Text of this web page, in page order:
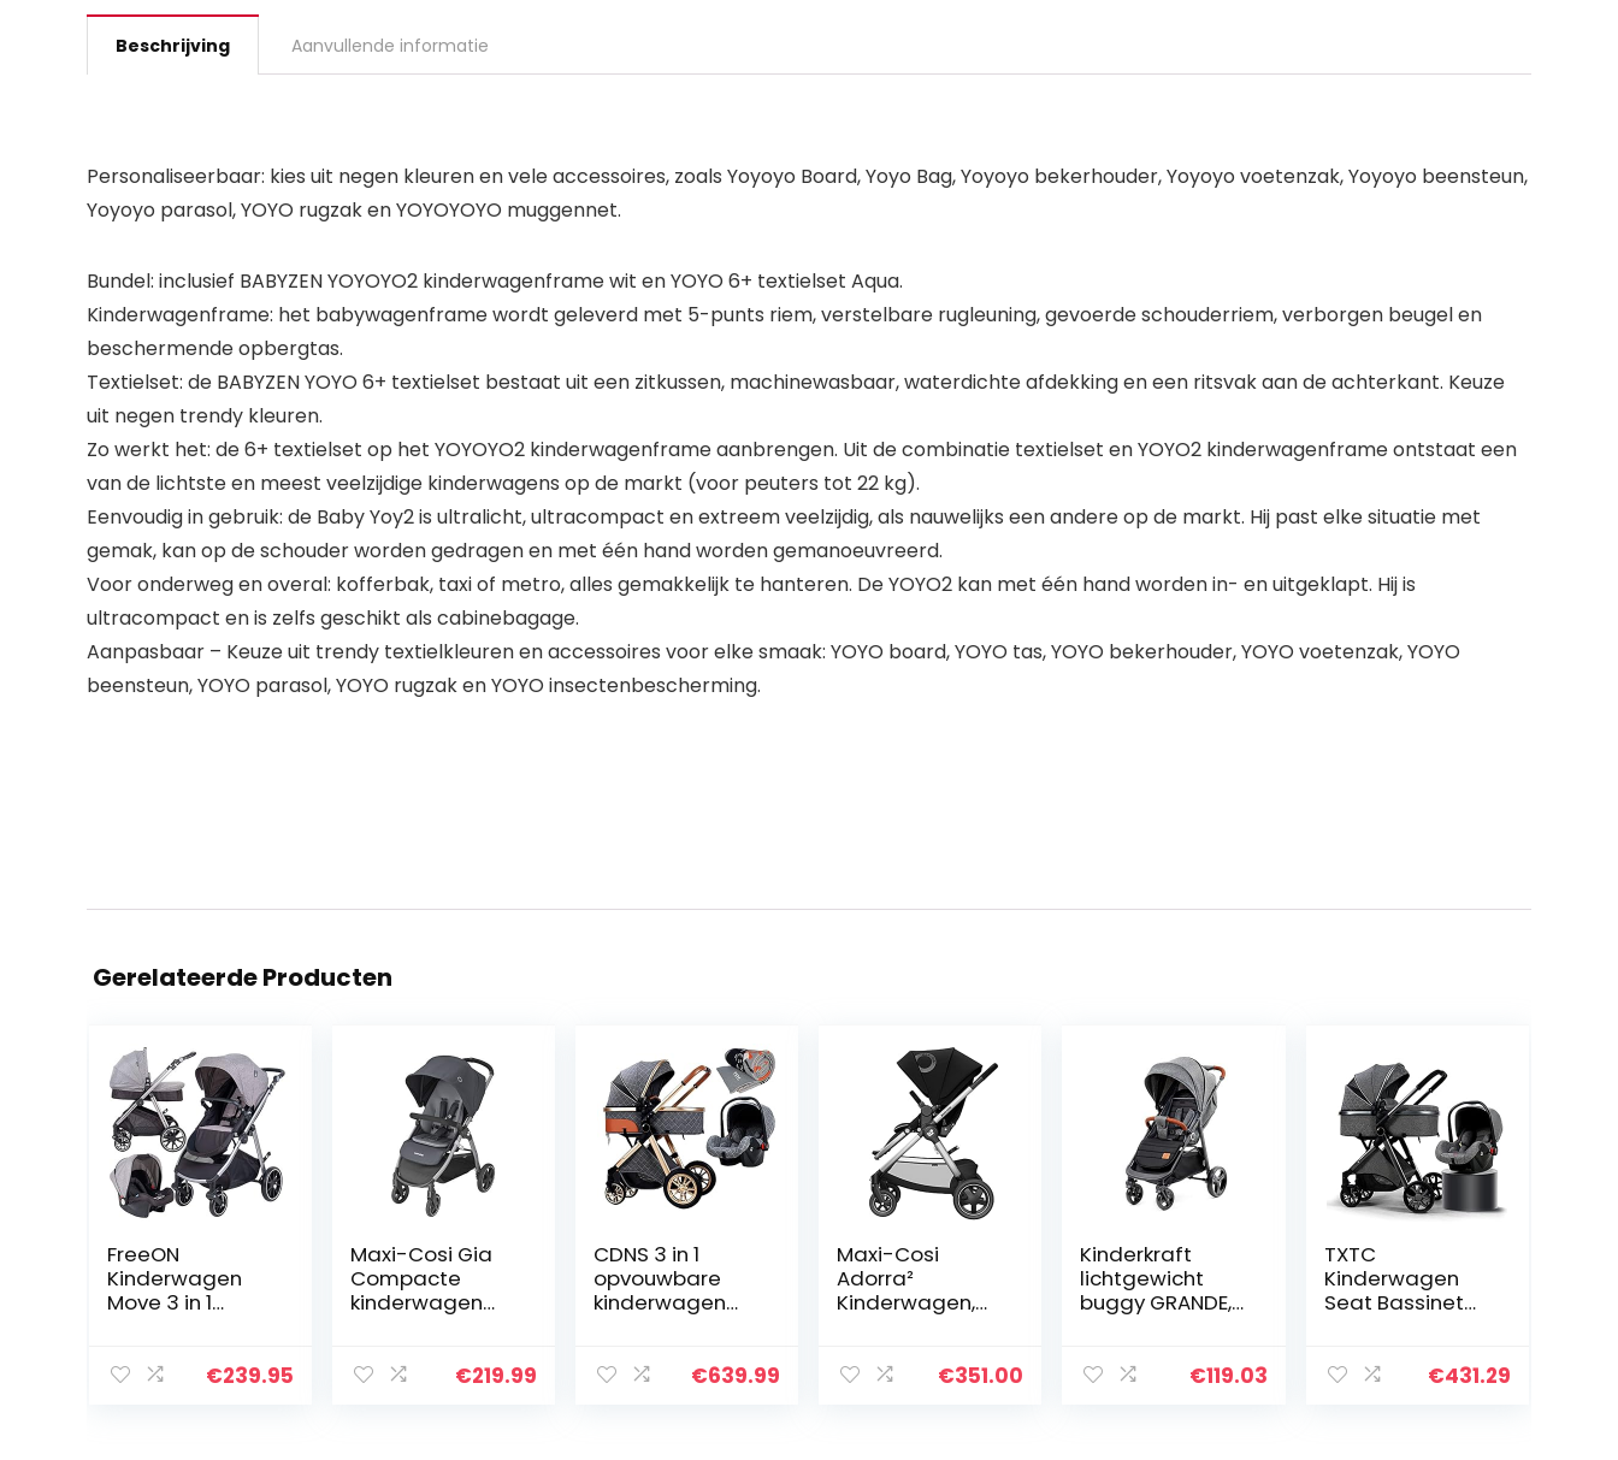
Beschrijving Aanvullende informatie
Personaliseerbaar: kies uit negen kleuren en vele accessoires, zoals Yoyoyo Board, Yoyo Bag, Yoyoyo bekerhouder, Yoyoyo voetenzak, Yoyoyo beensteun,
Yoyoyo parasol, YOYO rugzak en YOYOYOYO muggennet.
Bundel: inclusief BABYZEN YOYOYO2 kinderwagenframe wit en YOYO 6+ textielset Aqua.
Kinderwagenframe: het babywagenframe wordt geleverd met 5-punts riem, verstelbare rugleuning, gevoerde schouderriem, verborgen beugel en
beschermende opbergtas.
Textielset: de BABYZEN YOYO 6+ textielset bestaat uit een zitkussen, machinewasbaar, waterdichte afdekking en een ritsvak aan de achterkant. Keuze
uit negen trendy kleuren.
Zo werkt het: de 6+ textielset op het YOYOYO2 kinderwagenframe aanbrengen. Uit de combinatie textielset en YOYO2 kinderwagenframe ontstaat een
van de lichtste en meest veelzijdige kinderwagens op de markt (voor peuters tot 22 kg).
Eenvoudig in gebruik: de Baby Yoy2 is ultralicht, ultracompact en extreem veelzijdig, als nauwelijks een andere op de markt. Hij past elke situatie met
gemak, kan op de schouder worden gedragen en met één hand worden gemanoeuvreerd.
Voor onderweg en overal: kofferbak, taxi of metro, alles gemakkelijk te hanteren. De YOYO2 kan met één hand worden in- en uitgeklapt. Hij is
ultracompact en is zelfs geschikt als cabinebagage.
Aanpasbaar – Keuze uit trendy textielkleuren en accessoires voor elke smaak: YOYO board, YOYO tas, YOYO bekerhouder, YOYO voetenzak, YOYO
beensteun, YOYO parasol, YOYO rugzak en YOYO insectenbescherming.
Gerelateerde Producten
FreeON
Kinderwagen
Move 3 in 1
€239.95
Maxi-Cosi Gia
Compacte
kinderwagen
zitting, all-€219.99
CDNS 3 in 1
opvouwbare
kinderwagen
kinderwagen
€639.99
Maxi-Cosi
Adorra²
Kinderwagen,
Kinderwagen 3
€351.00
Kinderkraft
lichtgewicht
buggy GRANDE,
wandelwagen,
€119.03
TXTC
Kinderwagen
Seat Bassinet
Een Hand
€431.29